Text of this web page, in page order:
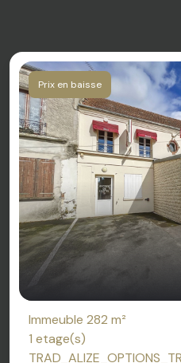
Prix en baisse
Immeuble 282 m²
1 etage(s)